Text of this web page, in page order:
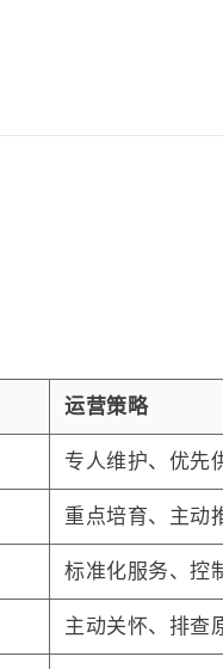
运营策略
专人维护、优先
重点培育、主动
标准化服务、控
主动关怀、排查